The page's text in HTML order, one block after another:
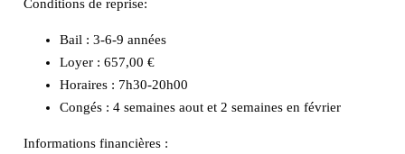
Conditions de reprise:
Bail : 3-6-9 années
Loyer : 657,00 €
Horaires : 7h30-20h00
Congés : 4 semaines aout et 2 semaines en février
Informations financières :